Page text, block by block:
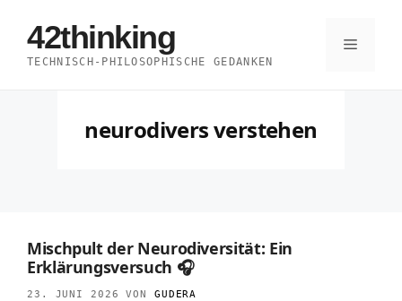
Inhalt
springen
42thinking
TECHNISCH-PHILOSOPHISCHE GEDANKEN
Menü
neurodivers verstehen
Mischpult der Neurodiversität: Ein
Erklärungsversuch 🎧
23. JUNI 2026 VON GUDERA